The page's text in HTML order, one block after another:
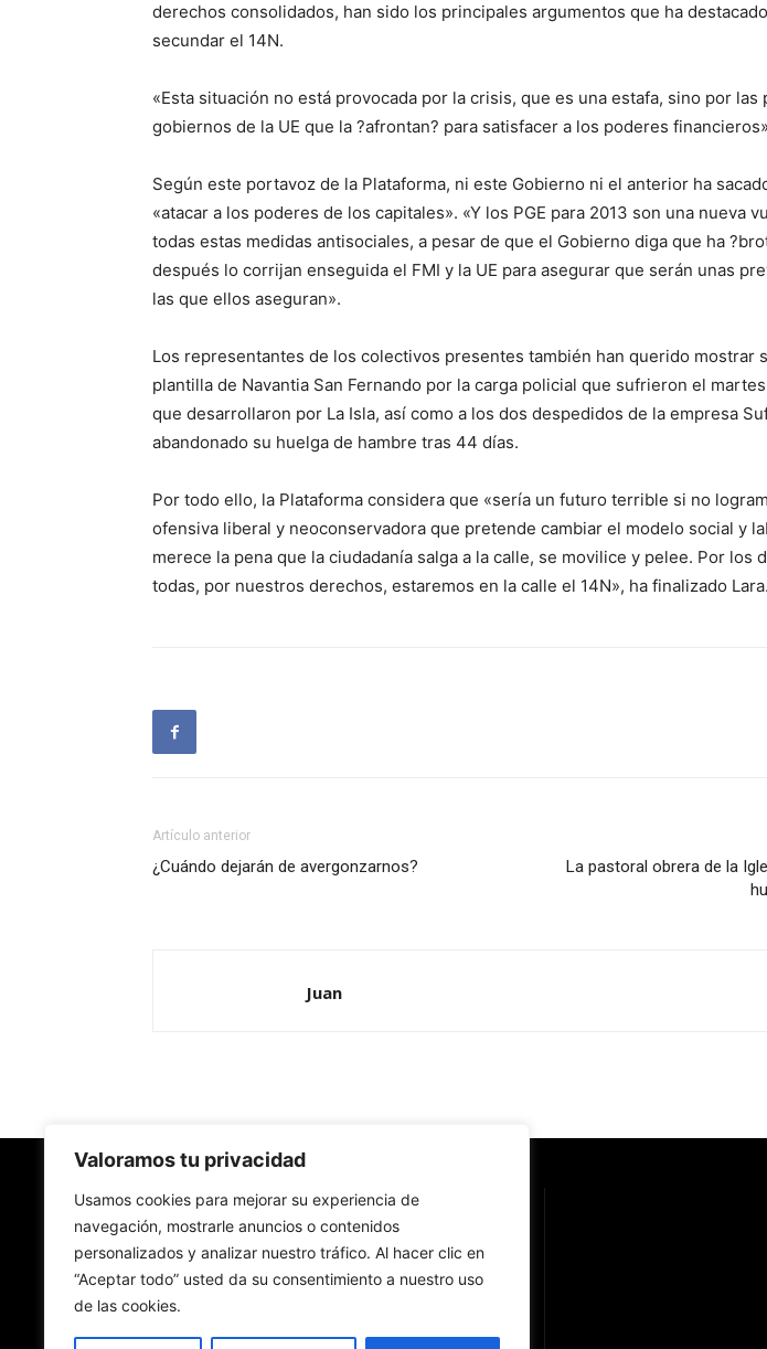
Valoramos tu privacidad
Usamos cookies para mejorar su experiencia de
navegación, mostrarle anuncios o contenidos
personalizados y analizar nuestro tráfico. Al hacer clic en
“Aceptar todo” usted da su consentimiento a nuestro uso
de las cookies.
derechos consolidados, han sido los principales argumentos que ha
secundar el 14N.
«Esta situación no está provocada por la crisis, que es una estafa, sino por las
gobiernos de la UE que la ?afrontan? para satisfacer a los poderes
Según este portavoz de la Plataforma, ni este Gobierno ni el anterior ha
«atacar a los poderes de los capitales». «Y los PGE para 2013 son una nueva
todas estas medidas antisociales, a pesar de que el Gobierno diga que ha
después lo corrijan enseguida el FMI y la UE para asegurar que serán unas
las que ellos aseguran».
Los representantes de los colectivos presentes también han querido mostrar
plantilla de Navantia San Fernando por la carga policial que sufrieron el
que desarrollaron por La Isla, así como a los dos despedidos de la empresa
abandonado su huelga de hambre tras 44 días.
Por todo ello, la Plataforma considera que «sería un futuro terrible si no
ofensiva liberal y neoconservadora que pretende cambiar el modelo social y
merece la pena que la ciudadanía salga a la calle, se movilice y pelee. Por los
todas, por nuestros derechos, estaremos en la calle el 14N», ha finalizado Lara.
Artículo anterior
¿Cuándo dejarán de avergonzarnos?
La pastoral obrera de la
Juan
Redes Cristianas
Una mirada alternativa sobre la Iglesia católica y la
- Colectivos de Redes Cristianas